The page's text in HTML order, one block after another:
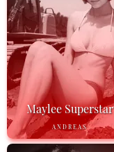
Maylee Superstar
ANDREAS